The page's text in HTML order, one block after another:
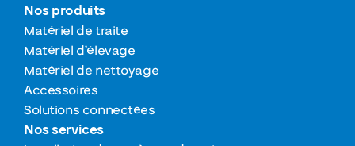
Nos produits
Matériel de traite
Matériel d’élevage
Matériel de nettoyage
Accessoires
Solutions connectées
Nos services